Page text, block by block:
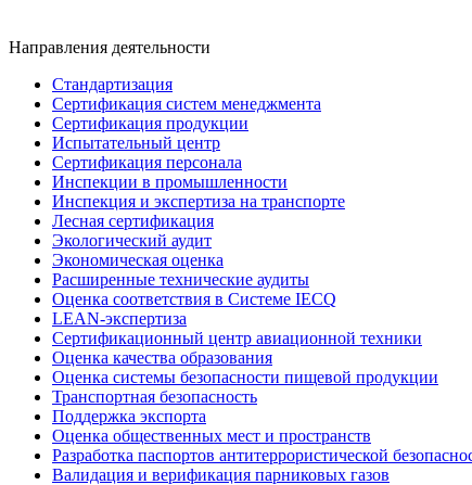
Направления деятельности
Стандартизация
Сертификация систем менеджмента
Сертификация продукции
Испытательный центр
Сертификация персонала
Инспекции в промышленности
Инспекция и экспертиза на транспорте
Лесная сертификация
Экологический аудит
Экономическая оценка
Расширенные технические аудиты
Оценка соответствия в Системе IECQ
LEAN-экспертиза
Сертификационный центр авиационной техники
Оценка качества образования
Оценка системы безопасности пищевой продукции
Транспортная безопасность
Поддержка экспорта
Оценка общественных мест и пространств
Разработка паспортов антитеррористической
Валидация и верификация парниковых газов